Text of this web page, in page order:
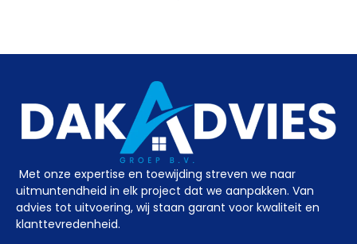
Met onze expertise en toewijding streven we naar
uitmuntendheid in elk project dat we aanpakken. Van
advies tot uitvoering, wij staan garant voor kwaliteit en
klanttevredenheid.